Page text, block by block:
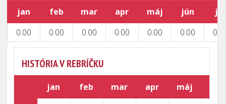
jan feb mar apr máj jún
júl
0.00
0.00 0.00 0.00 0.00 0.00
HISTÓRIA V REBRÍČKU
jan feb mar apr máj